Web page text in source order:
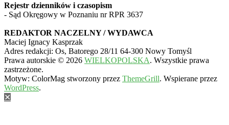
Rejestr dzienników i czasopism
- Sąd Okręgowy w Poznaniu nr RPR 3637
REDAKTOR NACZELNY / WYDAWCA
Maciej Ignacy Kasprzak
Adres redakcji: Os, Batorego 28/11 64-300 Nowy Tomyśl
Prawa autorskie © 2026 WIELKOPOLSKA. Wszystkie prawa
zastrzeżone.
Motyw: ColorMag stworzony przez ThemeGrill. Wspierane przez
WordPress.
✕